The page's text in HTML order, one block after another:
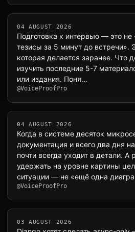
04 AUGUST 2026
Подготовка к интервью — это не
тезисы за 5 минут до встречи».
которая делается заранее. Что
изучить последние 5-7
или издания. Поня…
@VoiceProofPro
04 AUGUST 2026
Когда в системе десяток
документация и всего два дня
почти всегда уходит в детали.
удержать на уровне картины
ситуации — не «ещё одна
@VoiceProofPro
03 AUGUST 2026